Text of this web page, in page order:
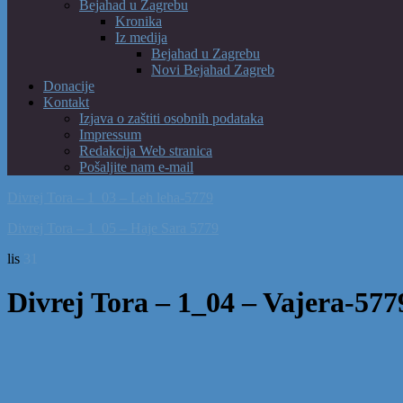
Bejahad u Zagrebu
Kronika
Iz medija
Bejahad u Zagrebu
Novi Bejahad Zagreb
Donacije
Kontakt
Izjava o zaštiti osobnih podataka
Impressum
Redakcija Web stranica
Pošaljite nam e-mail
lis
Divrej Tora – 1_04 – Vajera-